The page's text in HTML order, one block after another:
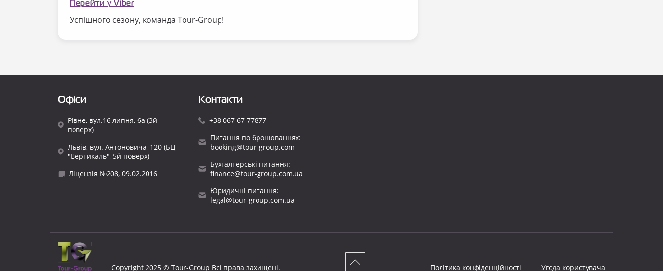
Перейти у Viber
Успішного сезону, команда Tour-Group!
Офіси
Рівне, вул.16 липня, 6а (3й
поверх)
Львів, вул. Антоновича, 120 (БЦ
"Вертикаль", 5й поверх)
Ліцензія №208, 09.02.2016
Контакти
+38 067 67 77877
Питання по бронюваннях:
booking@tour-group.com
Бухгалтерські питання:
finance@tour-group.com.ua
Юридичні питання:
legal@tour-group.com.ua
Copyright 2025 © Tour-Group Всі права захищені. Політика конфіденційності Угода користувача